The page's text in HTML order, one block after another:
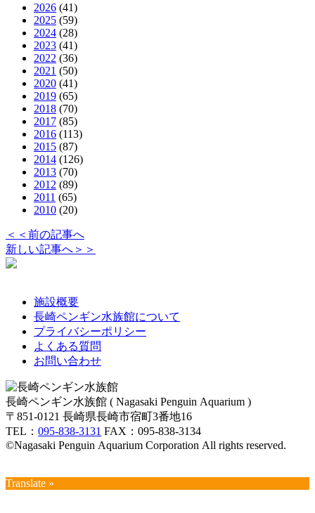
2026 (41)
2025 (59)
2024 (28)
2023 (41)
2022 (36)
2021 (50)
2020 (41)
2019 (65)
2018 (70)
2017 (85)
2016 (113)
2015 (87)
2014 (126)
2013 (70)
2012 (89)
2011 (65)
2010 (20)
＜＜前の記事へ
新しい記事へ＞＞
施設概要
長崎ペンギン水族館について
プライバシーポリシー
よくある質問
お問い合わせ
長崎ペンギン水族館 ( Nagasaki Penguin Aquarium )
〒851-0121 長崎県長崎市宿町3番地16
TEL： 095-838-3131 FAX：095-838-3134
©Nagasaki Penguin Aquarium Corporation All rights reserved.
Translate »